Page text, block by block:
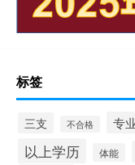
标签
三支 不合格 专
以上学历 体能